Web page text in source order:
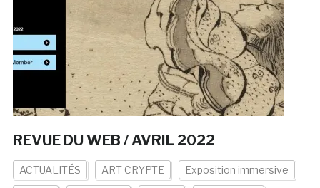
REVUE DU WEB / AVRIL 2022
ACTUALITÉS ART CRYPTE Exposition immersive